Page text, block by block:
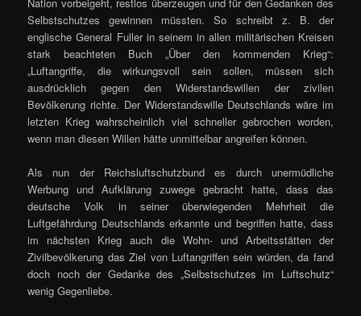
Selbstschutzes gewinnen müssten. So schreibt z. B. der
englische General Fuller in seinem in allen militärischen Kreisen
stark beachteten Buch „Über den kommenden Krieg“:
„Luftangriffe, die wirkungsvoll sein sollen, müssen sich
ausdrücklich gegen den Widerstandswillen der zivilen
Bevölkerung richte. Der Widerstandswille Deutschlands wäre im
letzten Krieg wahrscheinlich viel schneller gebrochen worden,
wenn man diesen Willen hätte unmittelbar angreifen können.
Als nun der Reichsluftschutzbund es durch unermüdliche
Werbung und Aufklärung zuwege gebracht hatte, dass das
deutsche Volk in seiner überwiegenden Mehrheit die
Luftgefährdung Deutschlands erkannte und begriffen hatte, dass
im nächsten Krieg auch die Wohn- und Arbeitsstätten der
Zivilbevölkerung das Ziel von Luftangriffen sein würden, da fand
doch noch der Gedanke des „Selbstschutzes im Luftschutz“
wenig Gegenliebe.